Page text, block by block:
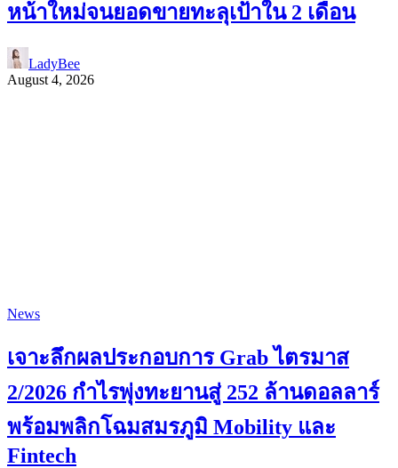
หน้าใหม่จนยอดขายทะลุเป้าใน 2 เดือน
LadyBee
August 4, 2026
News
เจาะลึกผลประกอบการ Grab ไตรมาส
2/2026 กำไรพุ่งทะยานสู่ 252 ล้านดอลลาร์
พร้อมพลิกโฉมสมรภูมิ Mobility และ
Fintech